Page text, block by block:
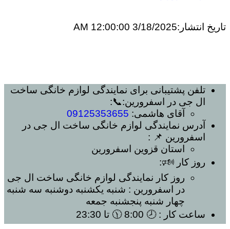
تاریخ انتشار:3/18/2025 12:00:00 AM
تلفن پشتیبانی برای نمایندگی لوازم خانگی ساخت
ال جی در اسفرورین:📞:
آقای هاشمی: 09125353655
آدرس نمایندگی لوازم خانگی ساخت ال جی در
اسفرورین 📌 :
استان قزوین اسفرورین
روز کار 🕬:
روز کار نمایندگی لوازم خانگی ساخت ال جی
در اسفرورین : شنبه یکشنبه دوشنبه سه شنبه
چهار شنبه پنجشنبه جمعه
ساعت کار : 🕗 8:00 🕦 تا 23:30